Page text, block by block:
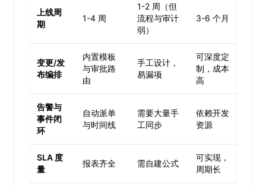
上线周
期
1-4 周
1-2 周（但
流程与审计
弱）
3-6 个月
变更/发
布编排
内置模板
与审批路
由
手工设计，
易漏项
可深度定
制，成本
高
告警与
事件闭
环
自动派单
与时间线
需要大量手
工同步
依赖开发
资源
SLA 度
量
报表齐全 需自建公式
可实现，
周期长